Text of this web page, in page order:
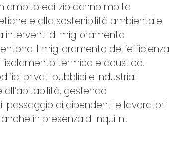
ambito edilizio danno molta
e alla sostenibilità ambientale.
interventi di miglioramento
il miglioramento dell’efficienza
termico e acustico.
privati pubblici e industriali
gestendo
passaggio di dipendenti e lavoratori
in presenza di inquilini.